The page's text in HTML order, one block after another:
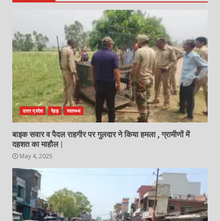
उत्तर प्रदेश रेहड़ स्वास्थ्य
बाइक सवार व पैदल राहगीर पर गुलदार ने किया हमला , ग्रामीणों में
दहशत का माहौल |
May 4, 2025